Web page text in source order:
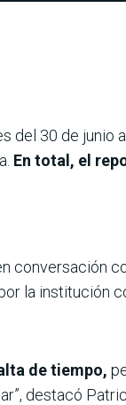
del 30 de junio
En total, el
conversación
la institución
de tiempo,
destacó